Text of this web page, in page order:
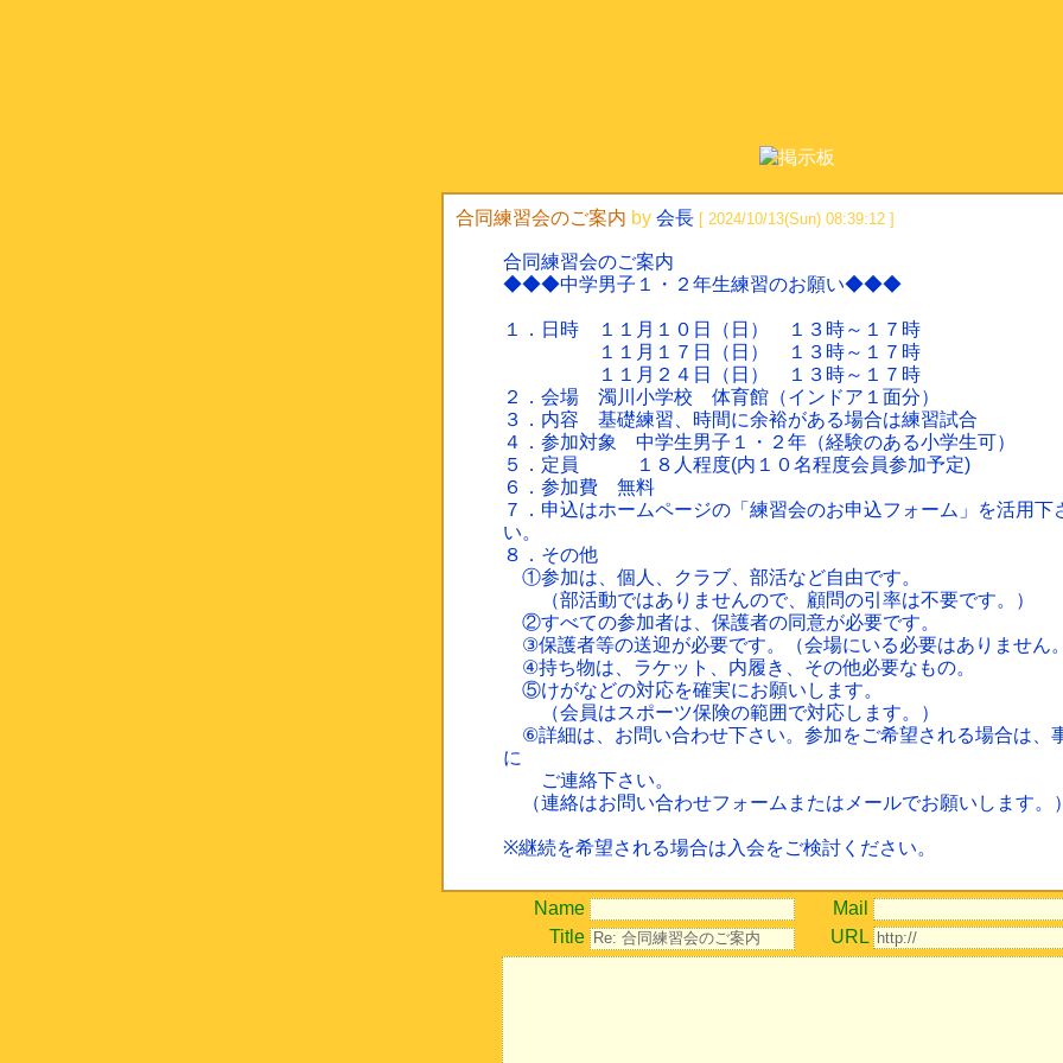
合同練習会のご案内 by 会長 [ 2024/10/13(Sun) 08:39:12 ]
合同練習会のご案内
◆◆◆中学男子１・２年生練習のお願い◆◆◆
１．日時 １１月１０日（日） １３時～１７時
１１月１７日（日） １３時～１７時
１１月２４日（日） １３時～１７時
２．会場 濁川小学校 体育館（インドア１面分）
３．内容 基礎練習、時間に余裕がある場合は練習試合
４．参加対象 中学生男子１・２年（経験のある小学生可）
５．定員 １８人程度(内１０名程度会員参加予定)
６．参加費 無料
７．申込はホームページの「練習会のお申込フォーム」を活用下
い。
８．その他
①参加は、個人、クラブ、部活など自由です。
（部活動ではありませんので、顧問の引率は不要です。）
②すべての参加者は、保護者の同意が必要です。
③保護者等の送迎が必要です。（会場にいる必要はありません
④持ち物は、ラケット、内履き、その他必要なもの。
⑤けがなどの対応を確実にお願いします。
（会員はスポーツ保険の範囲で対応します。）
⑥詳細は、お問い合わせ下さい。参加をご希望される場合は、
に
ご連絡下さい。
（連絡はお問い合わせフォームまたはメールでお願いします。）
※継続を希望される場合は入会をご検討ください。
Name
Mail
Title
URL